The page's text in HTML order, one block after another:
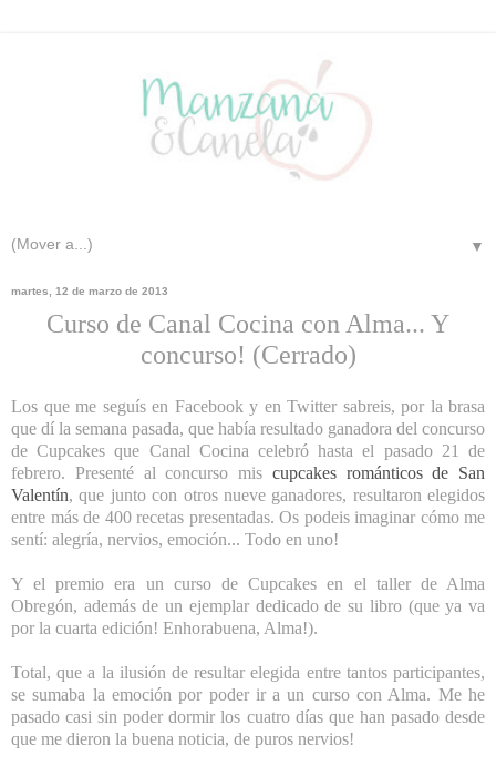
▼
martes, 12 de marzo de 2013
Curso de Canal Cocina con Alma... Y
concurso! (Cerrado)
Los que me seguís en Facebook y en Twitter sabreis, por la brasa
que dí la semana pasada, que había resultado ganadora del concurso
de Cupcakes que Canal Cocina celebró hasta el pasado 21 de
febrero. Presenté al concurso mis cupcakes románticos de San
Valentín, que junto con otros nueve ganadores, resultaron elegidos
entre más de 400 recetas presentadas. Os podeis imaginar cómo me
sentí: alegría, nervios, emoción... Todo en uno!
Y el premio era un curso de Cupcakes en el taller de Alma
Obregón, además de un ejemplar dedicado de su libro (que ya va
por la cuarta edición! Enhorabuena, Alma!).
Total, que a la ilusión de resultar elegida entre tantos participantes,
se sumaba la emoción por poder ir a un curso con Alma. Me he
pasado casi sin poder dormir los cuatro días que han pasado desde
que me dieron la buena noticia, de puros nervios!